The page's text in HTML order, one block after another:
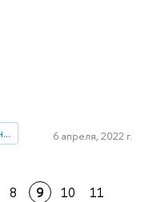
XXIII Ясинская (Апрельская) международная научная конференция по проблемам развития экономики и общества
6 апреля, 2022 г.
8 9 10
11